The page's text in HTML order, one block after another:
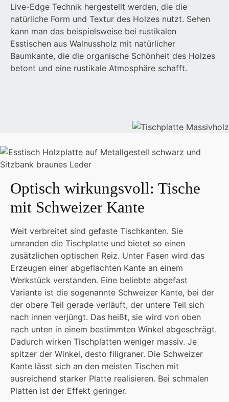
Live-Edge Technik hergestellt werden, die die
natürliche Form und Textur des Holzes nutzt. Sehen
kann man das beispielsweise bei rustikalen
Esstischen aus Walnussholz mit natürlicher
Baumkante, die die organische Schönheit des Holzes
betont und eine rustikale Atmosphäre schafft.
Optisch wirkungsvoll: Tische
mit Schweizer Kante
Weit verbreitet sind gefaste Tischkanten. Sie
umranden die Tischplatte und bietet so einen
zusätzlichen optischen Reiz. Unter Fasen wird das
Erzeugen einer abgeflachten Kante an einem
Werkstück verstanden. Eine beliebte abgefast
Variante ist die sogenannte Schweizer Kante, bei der
der obere Teil gerade verläuft, der untere Teil sich
nach innen verjüngt. Das heißt, sie wird von oben
nach unten in einem bestimmten Winkel abgeschrägt.
Dadurch wirken Tischplatten weniger massiv. Je
spitzer der Winkel, desto filigraner. Die Schweizer
Kante lässt sich an den meisten Tischen mit
ausreichend starker Platte realisieren. Bei schmalen
Platten ist der Effekt geringer.